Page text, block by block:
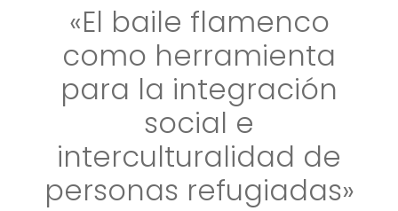
«El baile flamenco
como herramienta
para la integración
social e
interculturalidad de
personas refugiadas»